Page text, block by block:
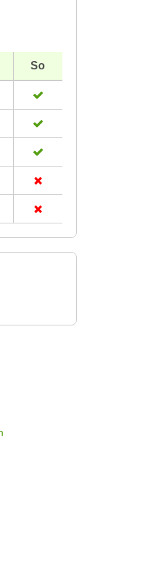
So